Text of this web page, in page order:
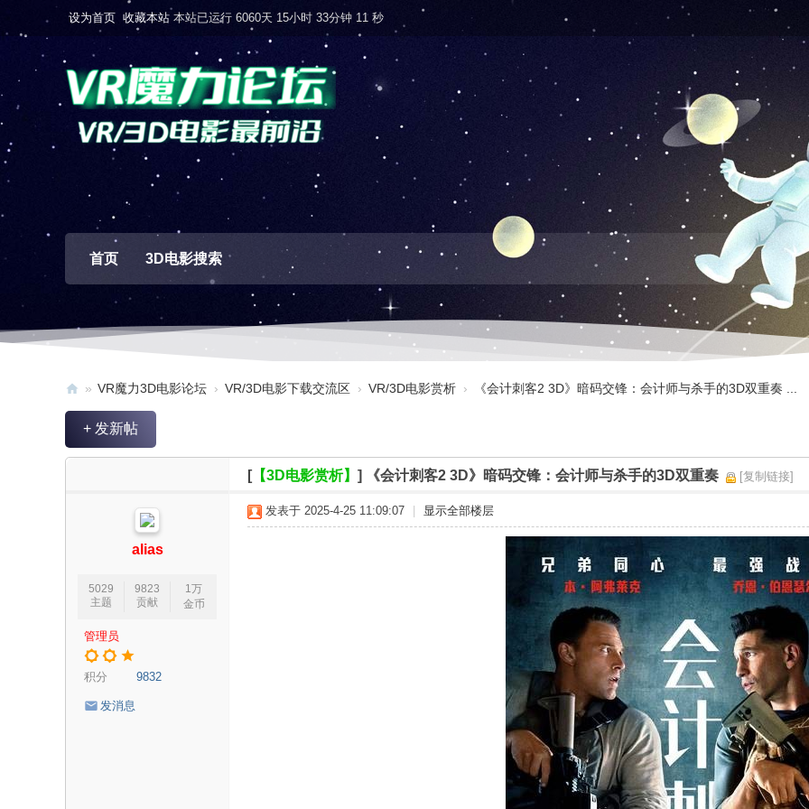
设为首页 收藏本站 本站已运行 6060天 15小时 33分钟 12 秒
首页 3D电影搜索
V
» VR魔力3D电影论坛 › VR/3D电影下载交流区 › VR/3D电影赏析 › 《会计刺客2 3D》暗码交锋：会计师与杀手的3D双重奏 ...
+ 发新帖
[【3D电影赏析】 ] 《会计刺客2 3D》暗码交锋：会计师与杀手的3D双重奏 [复制链接]
alias
5029
主题
9823
贡献
1万
金币
管理员
积分 9832
发消息
发表于 2025-4-25 11:09:07 显示全部楼层